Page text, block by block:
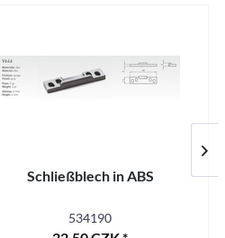
Schließblech in ABS
534190